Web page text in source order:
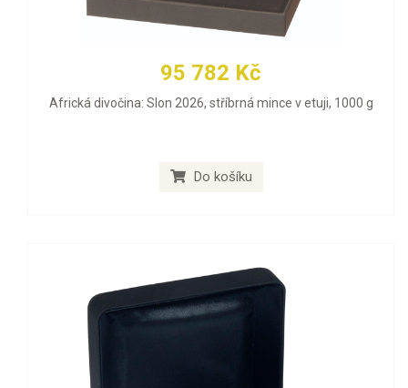
95 782 Kč
Africká divočina: Slon 2026, stříbrná mince v etuji, 1000 g
Do košíku